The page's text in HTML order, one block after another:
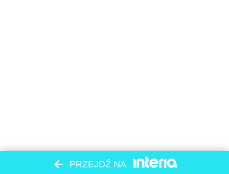
PRZEJDŹ NA